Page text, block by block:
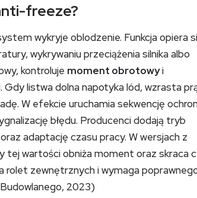
freeze?
wykryje oblodzenie. Funkcja opiera
wykrywaniu przeciążenia silnika albo
kontroluje moment obrotowyi
listwa dolna napotyka lód, wzrasta
W efekcie uruchamia sekwencję
błędu. Producenci dodają tryb
adaptację czasu pracy. W wersjach z
tej wartości obniża moment oraz skraca
rolet zewnętrznych i wymaga
2023)